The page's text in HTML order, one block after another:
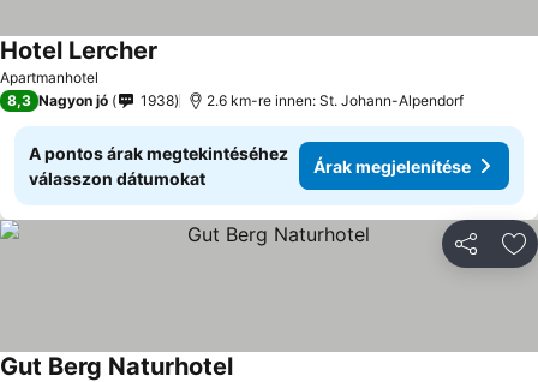
Apartmanhotel
Hotel Lercher
8,3 Nagyon jó 1938 2.6 km-re innen: St. Johann-Alpendorf
A pontos árak megtekintéséhez
válasszon dátumokat
Árak megjelenítése
Gut Berg Naturhotel